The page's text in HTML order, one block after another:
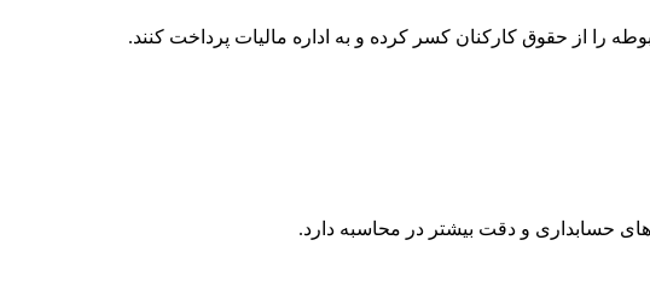
را از حقوق کارکنان کسر کرده و به اداره مالیات پرداخت کنند.
حسابداری و دقت بیشتر در محاسبه دارد.